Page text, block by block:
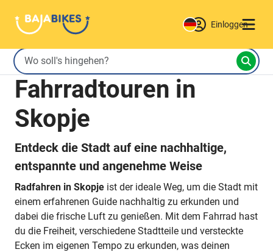
Einloggen
Fahrradtouren in
Skopje
Entdeck die Stadt auf eine nachhaltige,
entspannte und angenehme Weise
Radfahren in Skopje ist der ideale Weg, um die Stadt mit
einem erfahrenen Guide nachhaltig zu erkunden und
dabei die frische Luft zu genießen. Mit dem Fahrrad hast
du die Freiheit, verschiedene Stadtteile und versteckte
Ecken im eigenen Tempo zu erkunden, was deinen